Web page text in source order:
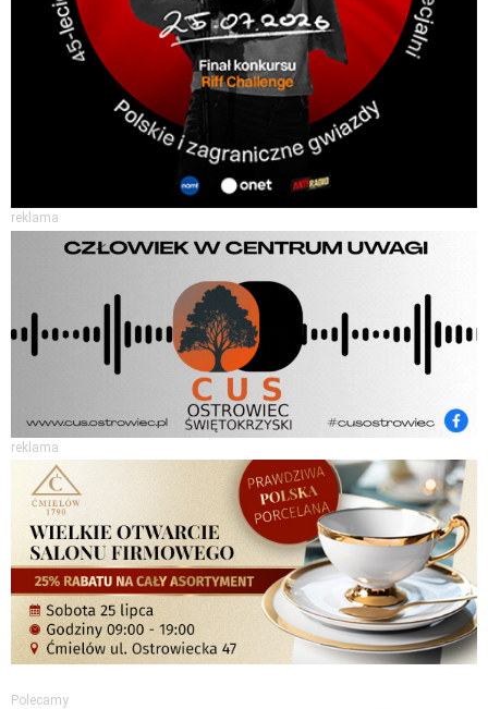
reklama
reklama
Polecamy